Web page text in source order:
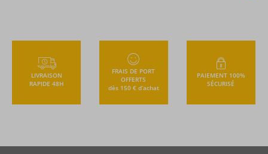
LIVRAISON
RAPIDE 48H
FRAIS DE PORT
OFFERTS
dès 150 € d’achat
PAIEMENT 100%
SÉCURISÉ